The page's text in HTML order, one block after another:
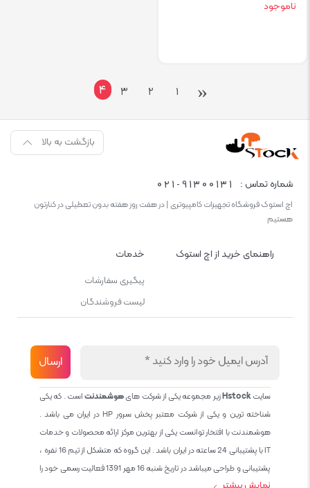
ناموجود
۱ ۲ ۳ ۴
بازگشت به بالا
شماره تماس : 021-91300131
اچ استوک فروشگاه تجهیزات کامپیوتری | در هفت روز هفته بدون تعطیلی در کنارتون
هستیم
راهنمای خرید از اچ استوک خدمات
پیگیری سفارشات
لیست فروشندگان
سایتHstockزیر مجموعه یکی از شرکت هایهوشمندنتاست . که یکی
شناخته ترین و یکی از شرکت معتبر پخش سرور HP در ایران می باشد .
هوشمندنت با افتخار توانست یکی از بهترین مرکز ارائه محصولات و خدمات
IT با پشتیبانی 24 ساعته در ایران باشد . این گروه که متشکل از تیم 16 نفره ،
پشتیبانی و طراحی میباشد در تاریخ شنبه 16 مهر 1391 فعالیت رسمی خود را